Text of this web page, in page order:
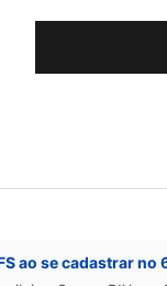
ao se cadastrar no